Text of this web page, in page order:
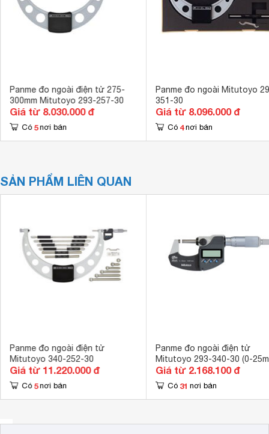
Panme đo ngoài điện tử 275-
300mm Mitutoyo 293-257-30
Giá từ 8.030.000 đ
Có 5 nơi bán
Panme đo ngoài Mitutoyo
351-30
Giá từ 8.096.000 đ
Có 4 nơi bán
SẢN PHẨM LIÊN QUAN
Panme đo ngoài điện tử
Mitutoyo 340-252-30
Giá từ 11.220.000 đ
Có 5 nơi bán
Panme đo ngoài điện tử
Mitutoyo 293-340-30 (0-
Giá từ 2.168.100 đ
Có 31 nơi bán